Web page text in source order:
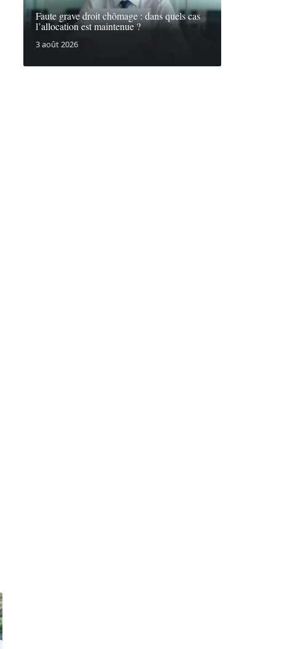
Faute grave droit chômage : dans quels cas
l’allocation est maintenue ?
3 août 2026